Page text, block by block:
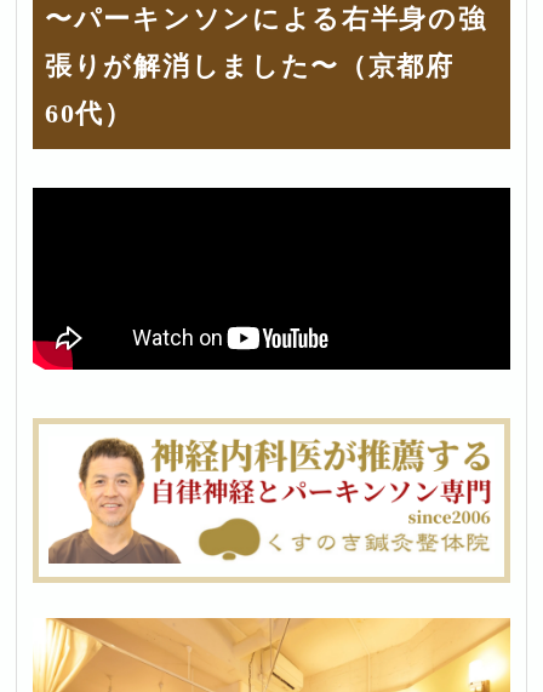
〜パーキンソンによる右半身の強
張りが解消しました〜（京都府
60代）